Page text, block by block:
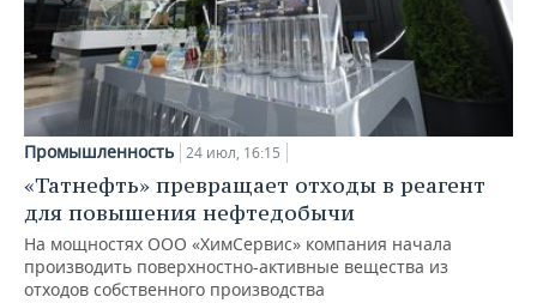
Промышленность 24 июл, 16:15
«Татнефть» превращает отходы в реагент
для повышения нефтедобычи
На мощностях ООО «ХимСервис» компания начала
производить поверхностно-активные вещества из
отходов собственного производства